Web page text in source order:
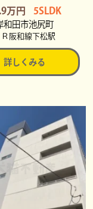
万円 5SLDK
和田市池尻町
Ｒ阪和線下松駅
詳しくみる